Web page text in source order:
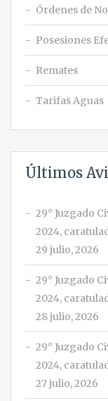
Órdenes de
Posesiones
Remates
Tarifas Aguas
Últimos
29° Juzgado
2024,
29 julio, 2026
29° Juzgado
2024,
28 julio, 2026
29° Juzgado
2024,
27 julio, 2026